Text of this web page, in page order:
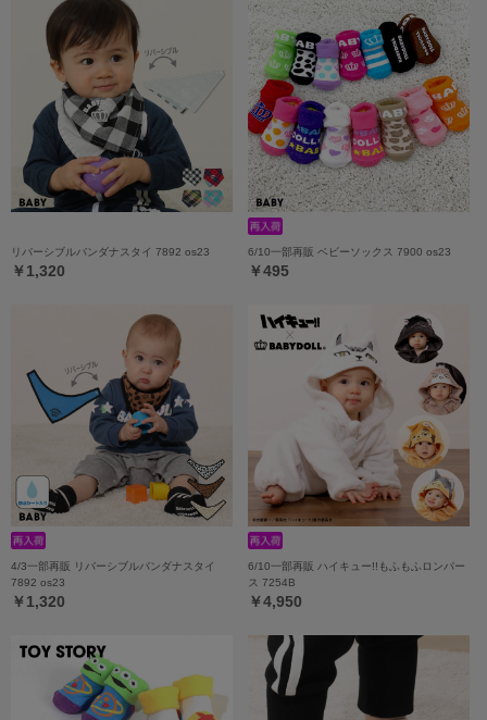
リバーシブルバンダナスタイ 7892 os23
￥1,320
6/10一部再販 ベビーソックス 7900 os23
￥495
4/3一部再販 リバーシブルバンダナスタイ
7892 os23
￥1,320
6/10一部再販 ハイキュー!!もふもふロンパー
ス 7254B
￥4,950